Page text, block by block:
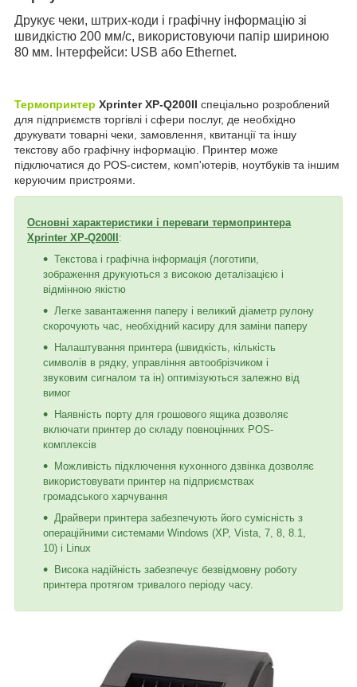
Друкує чеки, штрих-коди і графічну інформацію зі
швидкістю 200 мм/с, використовуючи папір шириною
80 мм. Інтерфейси: USB або Ethernet.
Термопринтер Xprinter XP-Q200II спеціально розроблений
для підприємств торгівлі і сфери послуг, де необхідно
друкувати товарні чеки, замовлення, квитанції та іншу
текстову або графічну інформацію. Принтер може
підключатися до POS-систем, комп'ютерів, ноутбуків та іншим
керуючим пристроями.
Основні характеристики і переваги термопринтера
Xprinter XP-Q200II :
Текстова і графічна інформація (логотипи,
зображення друкуються з високою деталізацією і
відмінною якістю
Легке завантаження паперу і великий діаметр рулону
скорочують час, необхідний касиру для заміни паперу
Налаштування принтера (швидкість, кількість
символів в рядку, управління автообрізчиком і
звуковим сигналом та ін) оптимізуються залежно від
вимог
Наявність порту для грошового ящика дозволяє
включати принтер до складу повноцінних POS-
комплексів
Можливість підключення кухонного дзвінка дозволяє
використовувати принтер на підприємствах
громадського харчування
Драйвери принтера забезпечують його сумісність з
операційними системами Windows (XP, Vista, 7, 8, 8.1,
10) і Linux
Висока надійність забезпечує безвідмовну роботу
принтера протягом тривалого періоду часу.